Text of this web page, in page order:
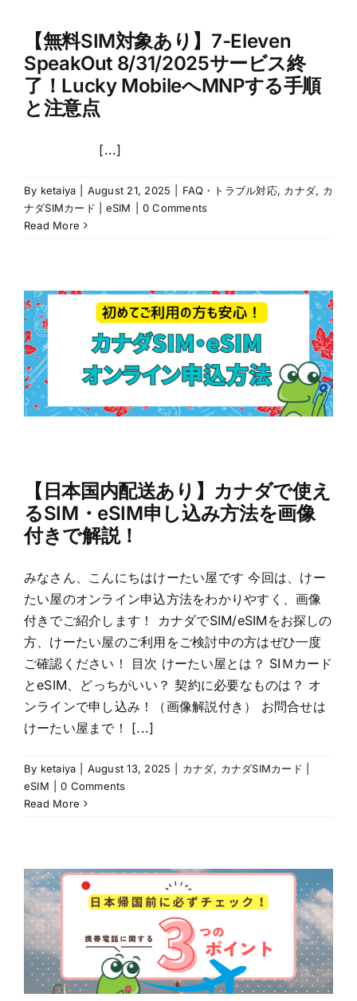
【無料SIM対象あり】7-Eleven
SpeakOut 8/31/2025サービス終
了！Lucky MobileへMNPする手順
と注意点
[...]
By ketaiya August 21, 2025 FAQ・トラブル対応, カナダ, カ
ナダSIMカード | eSIM
0 Comments
Read More
【日本国内配送あり】カナダで使え
るSIM・eSIM申し込み方法を画像
付きで解説！
みなさん、こんにちはけーたい屋です 今回は、けー
たい屋のオンライン申込方法をわかりやすく、画像
付きでご紹介します！ カナダでSIM/eSIMをお探しの
方、けーたい屋のご利用をご検討中の方はぜひ一度
ご確認ください！ 目次 けーたい屋とは？ SIＭカード
とeSIM、どっちがいい？ 契約に必要なものは？ オ
ンラインで申し込み！（画像解説付き） お問合せは
けーたい屋まで！ [...]
By ketaiya August 13, 2025 カナダ, カナダSIMカード |
eSIM
0 Comments
Read More